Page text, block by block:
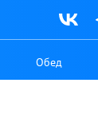
Обед